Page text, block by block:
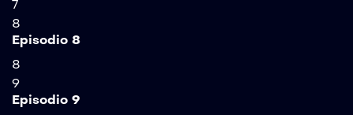
7
8
Episodio 8
8
9
Episodio 9